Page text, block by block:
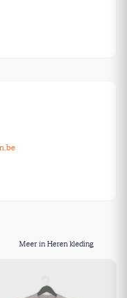
Meer in Heren kleding